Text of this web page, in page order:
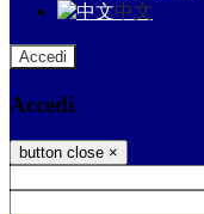
中文
Accedi
Accedi
button close ×